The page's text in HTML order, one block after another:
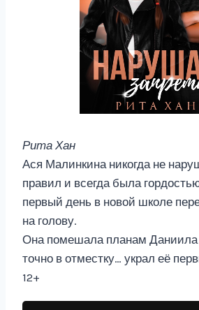
Рита Хан
Ася Малинкина никогда не
правил и всегда была
первый день в новой школе
на голову.
Она помешала планам Даниила
точно в отместку… украл её
12+